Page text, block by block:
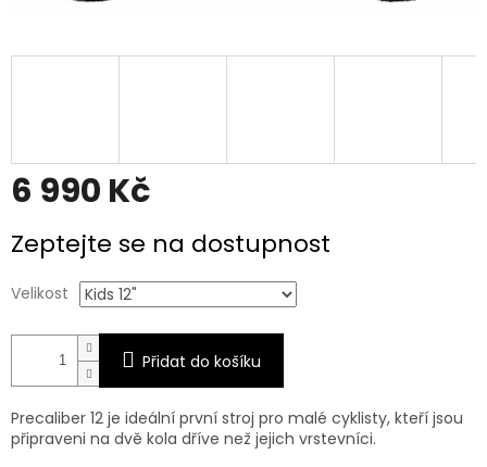
6 990 Kč
cena:
Zeptejte se na dostupnost
Velikost
Přidat do košíku
Precaliber 12 je ideální první stroj pro malé cyklisty, kteří jsou
připraveni na dvě kola dříve než jejich vrstevníci.